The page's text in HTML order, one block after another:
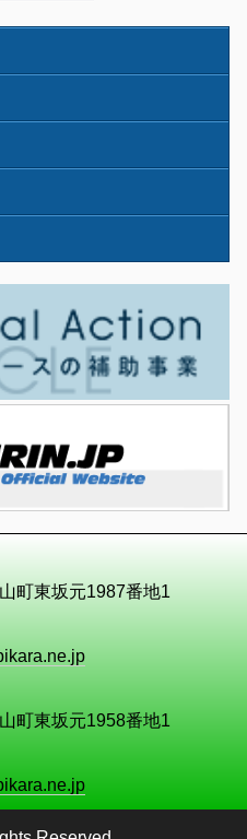
町東坂元1987番地1
町東坂元1958番地1